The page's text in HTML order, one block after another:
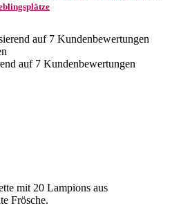
auf 7 Kundenbewertungen
auf 7 Kundenbewertungen
mit 20 Lampions aus
Frösche.